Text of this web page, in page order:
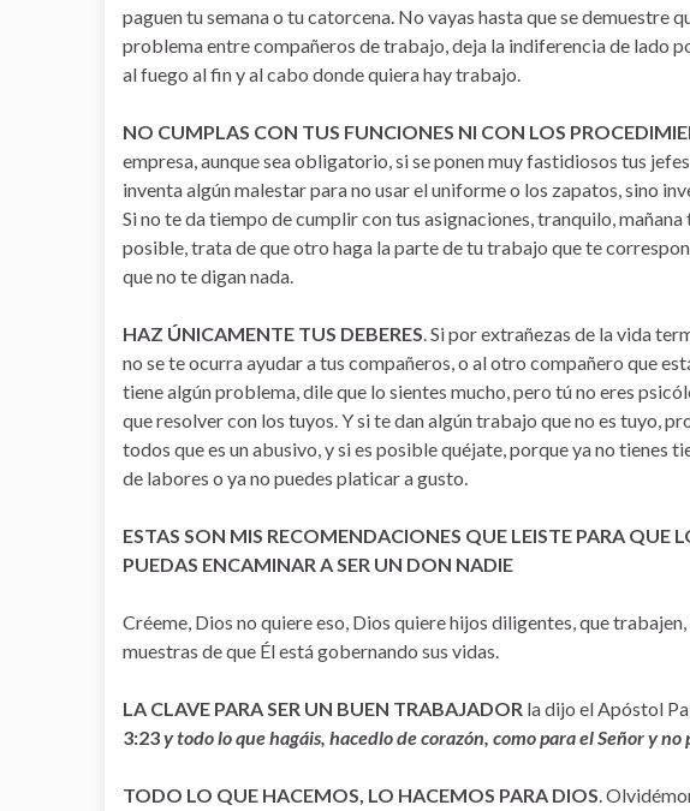
paguen tu semana o tu catorcena. No vayas hasta que se demuestre
problema entre compañeros de trabajo, deja la indiferencia de lado
al fuego al fin y al cabo donde quiera hay trabajo.
NO CUMPLAS CON TUS FUNCIONES NI CON LOS
empresa, aunque sea obligatorio, si se ponen muy fastidiosos tus
inventa algún malestar para no usar el uniforme o los zapatos, sino
Si no te da tiempo de cumplir con tus asignaciones, tranquilo,
posible, trata de que otro haga la parte de tu trabajo que te
que no te digan nada.
HAZ ÚNICAMENTE TUS DEBERES. Si por extrañezas de la vida
no se te ocurra ayudar a tus compañeros, o al otro compañero que
tiene algún problema, dile que lo sientes mucho, pero tú no eres
que resolver con los tuyos. Y si te dan algún trabajo que no es tuyo,
todos que es un abusivo, y si es posible quéjate, porque ya no tienes
de labores o ya no puedes platicar a gusto.
ESTAS SON MIS RECOMENDACIONES QUE LEISTE PARA QUE
PUEDAS ENCAMINAR A SER UN DON NADIE
Créeme, Dios no quiere eso, Dios quiere hijos diligentes, que
muestras de que Él está gobernando sus vidas.
LA CLAVE PARA SER UN BUEN TRABAJADOR la dijo el Apóstol
3:23y todo lo que hagáis, hacedlo de corazón, como para el Señor y no
TODO LO QUE HACEMOS, LO HACEMOS PARA DIOS.